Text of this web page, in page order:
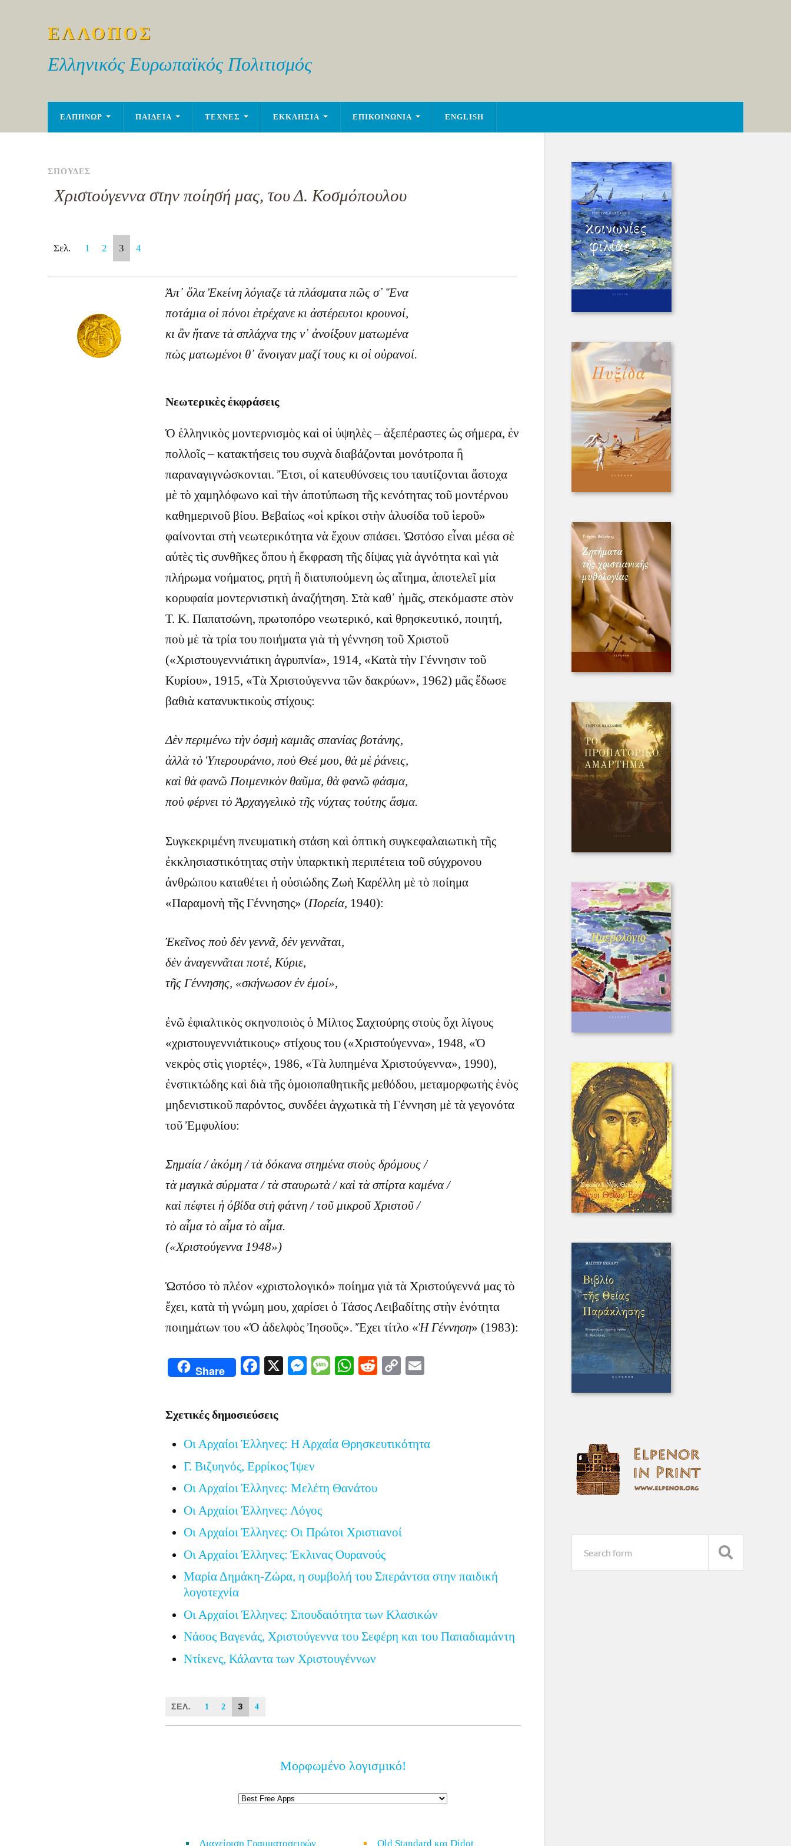
ΕΛΛΟΠΟΣ
Ελληνικός Ευρωπαϊκός Πολιτισμός
ΕΛΠΗΝΩΡ ΠΑΙΔΕΙΑ ΤΕΧΝΕΣ ΕΚΚΛΗΣΙΑ ΕΠΙΚΟΙΝΩΝΙΑ ENGLISH
ΣΠΟΥΔΕΣ
Χριστούγεννα στην ποίησή μας, του Δ. Κοσμόπουλου
Σελ. 1 2 3 4
Ἀπ᾿ ὅλα Ἐκείνη λόγιαζε τὰ πλάσματα πῶς σ᾿ Ἕνα
ποτάμια οἱ πόνοι ἐτρέχανε κι ἀστέρευτοι κρουνοί,
κι ἂν ἤτανε τὰ σπλάχνα της ν᾿ ἀνοίξουν ματωμένα
πὼς ματωμένοι θ᾿ ἄνοιγαν μαζί τους κι οἱ οὐρανοί.
Νεωτερικὲς ἐκφράσεις
Ὁ ἑλληνικὸς μοντερνισμὸς καὶ οἱ ὑψηλὲς – ἀξεπέραστες ὡς σήμερα, ἐν
πολλοῖς – κατακτήσεις του συχνὰ διαβάζονται μονότροπα ἢ
παραναγιγνώσκονται. Ἔτσι, οἱ κατευθύνσεις του ταυτίζονται ἄστοχα
μὲ τὸ χαμηλόφωνο καὶ τὴν ἀποτύπωση τῆς κενότητας τοῦ μοντέρνου
καθημερινοῦ βίου. Βεβαίως «οἱ κρίκοι στὴν ἁλυσίδα τοῦ ἱεροῦ»
φαίνονται στὴ νεωτερικότητα νὰ ἔχουν σπάσει. Ὡστόσο εἶναι μέσα σὲ
αὐτὲς τὶς συνθῆκες ὅπου ἡ ἔκφραση τῆς δίψας γιὰ ἁγνότητα καὶ γιὰ
πλήρωμα νοήματος, ρητὴ ἢ διατυπούμενη ὡς αἴτημα, ἀποτελεῖ μία
κορυφαία μοντερνιστικὴ ἀναζήτηση. Στὰ καθ᾿ ἡμᾶς, στεκόμαστε στὸν
T. K. Παπατσώνη, πρωτοπόρο νεωτερικό, καὶ θρησκευτικό, ποιητή,
ποὺ μὲ τὰ τρία του ποιήματα γιὰ τὴ γέννηση τοῦ Χριστοῦ
(«Χριστουγεννιάτικη ἀγρυπνία», 1914, «Κατὰ τὴν Γέννησιν τοῦ
Κυρίου», 1915, «Τὰ Χριστούγεννα τῶν δακρύων», 1962) μᾶς ἔδωσε
βαθιὰ κατανυκτικοὺς στίχους:
Δὲν περιμένω τὴν ὀσμὴ καμιᾶς σπανίας βοτάνης,
ἀλλὰ τὸ Ὑπερουράνιο, ποὺ Θεέ μου, θὰ μὲ ῥάνεις,
καὶ θὰ φανῶ Ποιμενικὸν θαῦμα, θὰ φανῶ φάσμα,
ποὺ φέρνει τὸ Ἀρχαγγελικὸ τῆς νύχτας τούτης ἄσμα.
Συγκεκριμένη πνευματικὴ στάση καὶ ὀπτικὴ συγκεφαλαιωτικὴ τῆς
ἐκκλησιαστικότητας στὴν ὑπαρκτικὴ περιπέτεια τοῦ σύγχρονου
ἀνθρώπου καταθέτει ἡ οὐσιώδης Ζωὴ Καρέλλη μὲ τὸ ποίημα
«Παραμονὴ τῆς Γέννησης» (Πορεία, 1940):
Ἐκεῖνος ποὺ δὲν γεννᾶ, δὲν γεννᾶται,
δὲν ἀναγεννᾶται ποτέ, Κύριε,
τῆς Γέννησης, «σκήνωσον ἐν ἐμοί»,
ἐνῶ ἐφιαλτικὸς σκηνοποιὸς ὁ Μίλτος Σαχτούρης στοὺς ὄχι λίγους
«χριστουγεννιάτικους» στίχους του («Χριστούγεννα», 1948, «Ὁ
νεκρὸς στὶς γιορτές», 1986, «Τὰ λυπημένα Χριστούγεννα», 1990),
ἐνστικτώδης καὶ διὰ τῆς ὁμοιοπαθητικῆς μεθόδου, μεταμορφωτὴς ἑνὸς
μηδενιστικοῦ παρόντος, συνδέει ἀγχωτικὰ τὴ Γέννηση μὲ τὰ γεγονότα
τοῦ Ἐμφυλίου:
Σημαία / ἀκόμη / τὰ δόκανα στημένα στοὺς δρόμους /
τὰ μαγικὰ σύρματα / τὰ σταυρωτὰ / καὶ τὰ σπίρτα καμένα /
καὶ πέφτει ἡ ὀβίδα στὴ φάτνη / τοῦ μικροῦ Χριστοῦ /
τὸ αἷμα τὸ αἷμα τὸ αἷμα.
(«Χριστούγεννα 1948»)
Ὡστόσο τὸ πλέον «χριστολογικό» ποίημα γιὰ τὰ Χριστούγεννά μας τὸ
ἔχει, κατὰ τὴ γνώμη μου, χαρίσει ὁ Τάσος Λειβαδίτης στὴν ἑνότητα
ποιημάτων του «Ὁ ἀδελφὸς Ἰησοῦς». Ἔχει τίτλο «Ἡ Γέννηση» (1983):
Share Facebook
X Messenger
Message
WhatsApp
Reddit
Copy
Σχετικές δημοσιεύσεις
Οι Αρχαίοι Έλληνες: Η Αρχαία Θρησκευτικότητα
Γ. Βιζυηνός, Ερρίκος Ίψεν
Οι Αρχαίοι Έλληνες: Μελέτη Θανάτου
Οι Αρχαίοι Έλληνες: Λόγος
Οι Αρχαίοι Έλληνες: Οι Πρώτοι Χριστιανοί
Οι Αρχαίοι Έλληνες: Έκλινας Ουρανούς
Μαρία Δημάκη-Ζώρα, η συμβολή του Σπεράντσα στην παιδική
λογοτεχνία
Οι Αρχαίοι Έλληνες: Σπουδαιότητα των Κλασικών
Νάσος Βαγενάς, Χριστούγεννα του Σεφέρη και του Παπαδιαμάντη
Ντίκενς, Κάλαντα των Χριστουγέννων
ΣΕΛ. 1 2 3 4
Μορφωμένο λογισμικό!
Διαχείριση Γραμματοσειρών Old Standard και Didot